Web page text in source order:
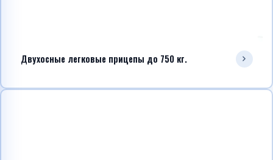
Двухосные легковые прицепы до 750 кг.